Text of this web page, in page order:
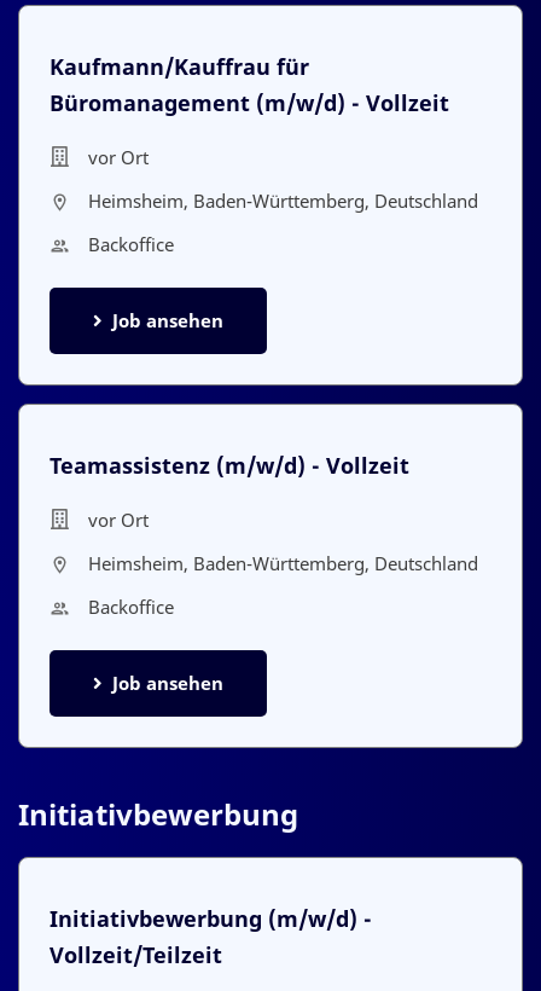
Kaufmann/Kauffrau für
Büromanagement (m/w/d) - Vollzeit
vor Ort
Heimsheim, Baden-Württemberg, Deutschland
Backoffice
Job ansehen
Teamassistenz (m/w/d) - Vollzeit
vor Ort
Heimsheim, Baden-Württemberg, Deutschland
Backoffice
Job ansehen
Initiativbewerbung
Initiativbewerbung (m/w/d) -
Vollzeit/Teilzeit